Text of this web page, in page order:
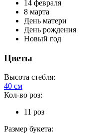
14 февраля
8 марта
День матери
День рождения
Новый год
Цветы
Высота стебля:
40 см
Кол-во роз:
11 роз
Размер букета: